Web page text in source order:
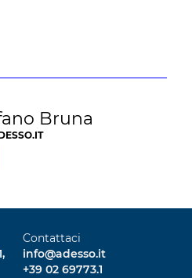
Bruna
Contattaci
info@adesso.it
+39 02 69773.1